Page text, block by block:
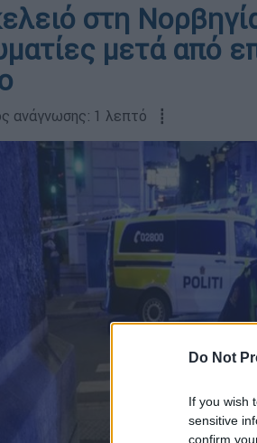
Do Not
If you wish
sensitive
confirm
στη
μετά από
ανάγνωσης: 1 λεπτό ┋